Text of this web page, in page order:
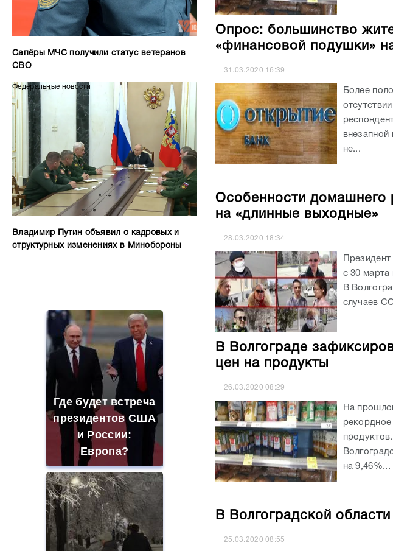
Сапёры МЧС получили статус ветеранов
СВО
Федеральные новости
Владимир Путин объявил о кадровых и
структурных изменениях в Минобороны
Где будет встреча
президентов США
и России:
Европа?
Опрос: большинство
«финансовой подушки»
31.03.2020 16:39
Более
внезапной
не...
Особенности домашнего
на «длинные выходные»
28.03.2020 18:34
с 30 марта
В
случаев
В Волгограде
цен на продукты
26.03.202008:29
На
на 9,46%...
В Волгоградской
25.03.202008:55